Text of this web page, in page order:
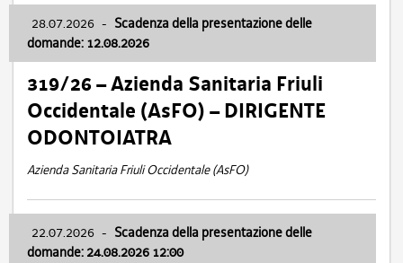
28.07.2026 - Scadenza della presentazione delle
domande: 12.08.2026
319/26 – Azienda Sanitaria Friuli
Occidentale (AsFO) – DIRIGENTE
ODONTOIATRA
Azienda Sanitaria Friuli Occidentale (AsFO)
22.07.2026 - Scadenza della presentazione delle
domande: 24.08.2026 12:00